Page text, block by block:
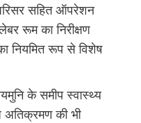
सहित ऑपरेशन
रूम का निरीक्षण
नियमित रूप से विशेष
के समीप स्वास्थ्य
अतिक्रमण की भी